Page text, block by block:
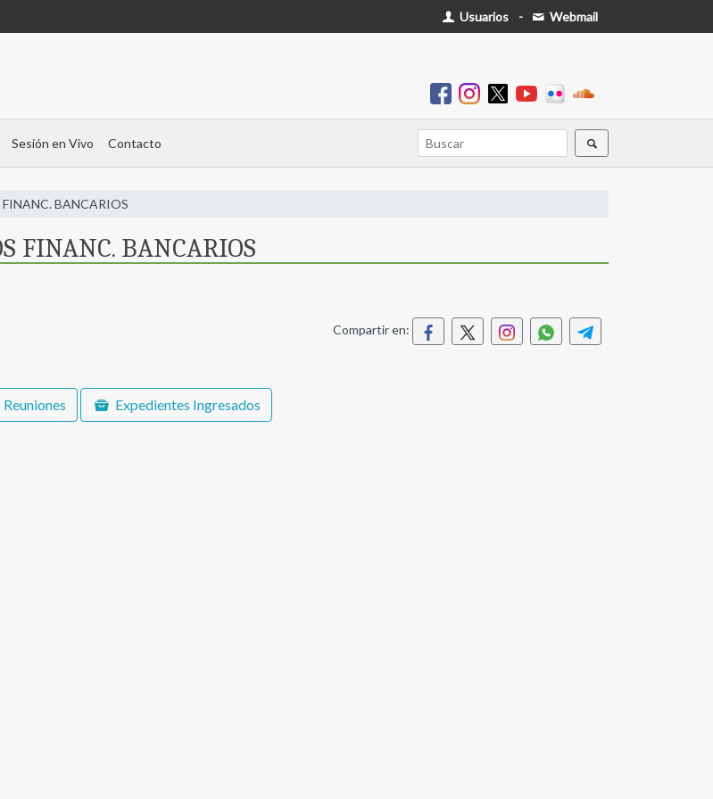
Usuarios - Webmail
Sesión en Vivo Contacto
BANCARIOS
FINANC. BANCARIOS
Compartir en:
Expedientes Ingresados